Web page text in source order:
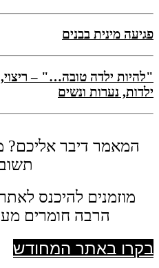
פגיעה מינית בבנים
"להיות ילדה טובה…" – ריצוי,
ילדות, נערות ונשים
המאמר דיבר אליכם?
מוזמנים להיכנס
הרבה חומרים
בקרו באתר המחודש